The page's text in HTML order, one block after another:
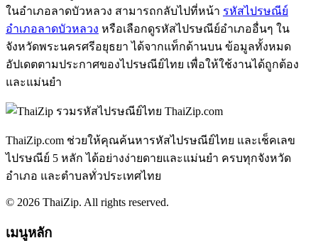
ในอำเภอลาดบัวหลวง สามารถกลับไปที่หน้า รหัสไปรษณีย์
อำเภอลาดบัวหลวง หรือเลือกดูรหัสไปรษณีย์อำเภออื่นๆ ใน
จังหวัดพระนครศรีอยุธยา ได้จากแท็กด้านบน ข้อมูลทั้งหมด
อัปเดตตามประกาศของไปรษณีย์ไทย เพื่อให้ใช้งานได้ถูกต้อง
และแม่นยำ
ThaiZip.com
ThaiZip.com ช่วยให้คุณค้นหารหัสไปรษณีย์ไทย และเช็คเลข
ไปรษณีย์ 5 หลัก ได้อย่างง่ายดายและแม่นยำ ครบทุกจังหวัด
อำเภอ และตำบลทั่วประเทศไทย
© 2026 ThaiZip. All rights reserved.
เมนูหลัก